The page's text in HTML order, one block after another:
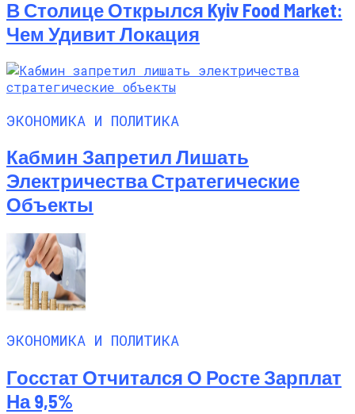
В Столице Открылся Kyiv Food Market:
Чем Удивит Локация
ЭКОНОМИКА И ПОЛИТИКА
Кабмин Запретил Лишать
Электричества Стратегические
Объекты
ЭКОНОМИКА И ПОЛИТИКА
Госстат Отчитался О Росте Зарплат
На 9,5%